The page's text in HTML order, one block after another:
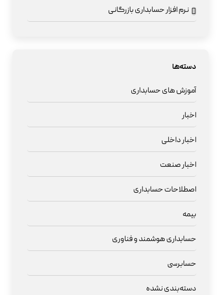
نرم افزار حسابداری بازرگانی
دسته‌ها
آموزش های حسابداری
اخبار
اخبار داخلی
اخبار صنعت
اصطلاحات حسابداری
بیمه
حسابداری هوشمند و فناوری
حسابرسی
دسته‌بندی نشده